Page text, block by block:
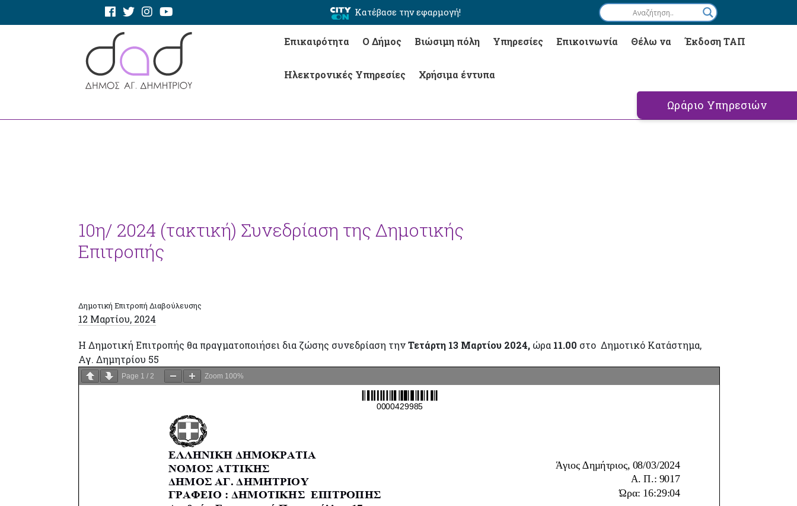
Κατέβασε την εφαρμογή!
Επικαιρότητα Ο Δήμος Βιώσιμη πόλη Υπηρεσίες Επικοινωνία Θέλω να Έκδοση ΤΑΠ
Ηλεκτρονικές Υπηρεσίες Χρήσιμα έντυπα
Ωράριο Υπηρεσιών
10η/ 2024 (τακτική) Συνεδρίαση της Δημοτικής
Επιτροπής
Δημοτική Επιτροπή Διαβούλευσης
12 Μαρτίου, 2024
Η Δημοτική Επιτροπής θα πραγματοποιήσει δια ζώσης συνεδρίαση τηνΤετάρτη 13 Μαρτίου 2024, ώρα 11.00 στο Δημοτικό Κατάστημα,
Αγ. Δημητρίου 55
Page 1 / 2 Zoom 100%